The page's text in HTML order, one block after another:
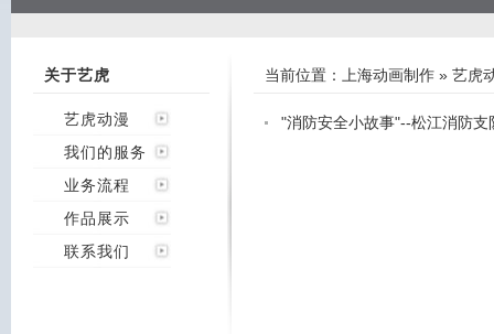
关于艺虎
艺虎动漫
我们的服务
业务流程
作品展示
联系我们
当前位置： 上海动画制作 » 艺虎
"消防安全小故事"--松江消防支